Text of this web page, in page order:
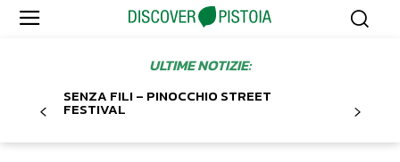
ULTIME NOTIZIE:
SENZA FILI – PINOCCHIO STREET
FESTIVAL